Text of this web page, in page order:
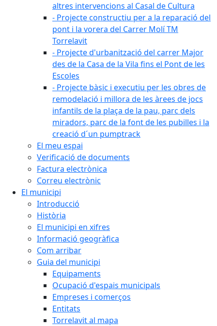
altres intervencions al Casal de Cultura
- Projecte constructiu per a la reparació del
pont i la vorera del Carrer Molí TM
Torrelavit
- Projecte d'urbanització del carrer Major
des de la Casa de la Vila fins el Pont de les
Escoles
- Projecte bàsic i executiu per les obres de
remodelació i millora de les àrees de jocs
infantils de la plaça de la pau, parc dels
miradors, parc de la font de les pubilles i la
creació d´un pumptrack
El meu espai
Verificació de documents
Factura electrònica
Correu electrònic
El municipi
Introducció
Història
El municipi en xifres
Informació geogràfica
Com arribar
Guia del municipi
Equipaments
Ocupació d'espais municipals
Empreses i comerços
Entitats
Torrelavit al mapa